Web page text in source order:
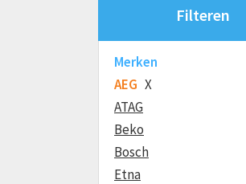
Filteren
Merken
AEG X
ATAG
Beko
Bosch
Etna